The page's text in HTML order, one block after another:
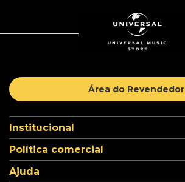
Área do Revendedor
Institucional
Política comercial
Ajuda